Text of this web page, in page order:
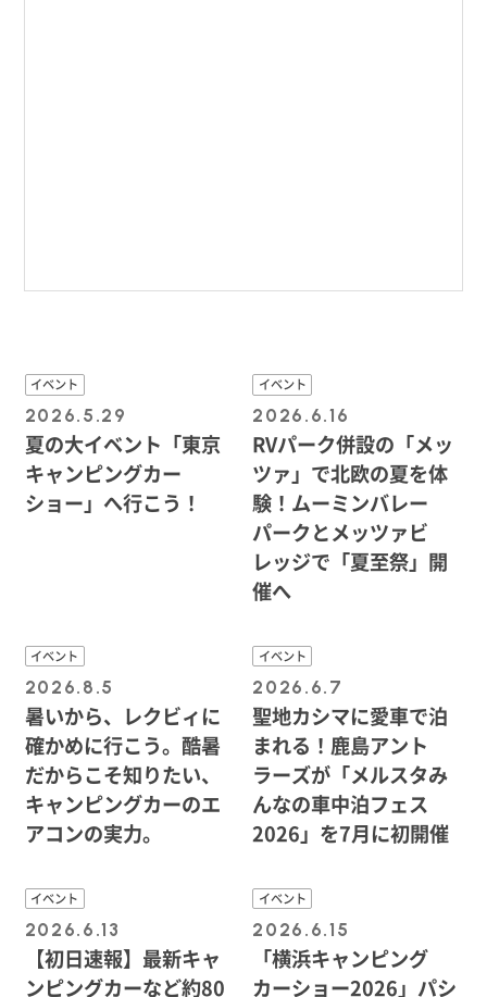
イベント
2026.5.29
夏の大イベント「東京
キャンピングカー
ショー」へ行こう！
イベント
2026.6.16
RVパーク併設の「メッ
ツァ」で北欧の夏を体
験！ムーミンバレー
パークとメッツァビ
レッジで「夏至祭」開
催へ
イベント
2026.8.5
暑いから、レクビィに
確かめに行こう。酷暑
だからこそ知りたい、
キャンピングカーのエ
アコンの実力。
イベント
2026.6.7
聖地カシマに愛車で泊
まれる！鹿島アント
ラーズが「メルスタみ
んなの車中泊フェス
2026」を7月に初開催
イベント
2026.6.13
【初日速報】最新キャ
ンピングカーなど約80
イベント
2026.6.15
「横浜キャンピング
カーショー2026」パシ